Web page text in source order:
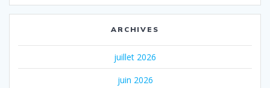
ARCHIVES
juillet 2026
juin 2026